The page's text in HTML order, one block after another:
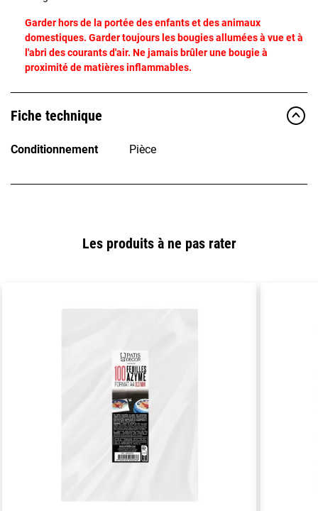
Garder hors de la portée des enfants et des animaux
domestiques. Garder toujours les bougies allumées à vue et à
l'abri des courants d'air. Ne jamais brûler une bougie à
proximité de matières inflammables.
Fiche technique
Conditionnement Pièce
Les produits à ne pas rater